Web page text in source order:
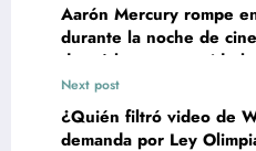
Aarón Mercury rompe
durante la noche de
deseó la muerte; pide
Next post
¿Quién filtró video de
demanda por Ley